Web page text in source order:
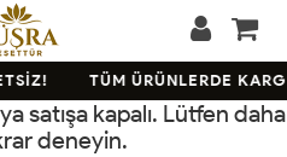
TÜM ÜRÜNLERDE
satışa kapalı. Lütfen daha
deneyin.